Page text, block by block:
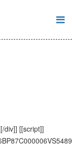
div]] [[script]]